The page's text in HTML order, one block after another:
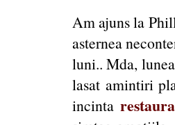
Am ajuns la
asternea
luni.. Mda,
lasat amintiri
incinta